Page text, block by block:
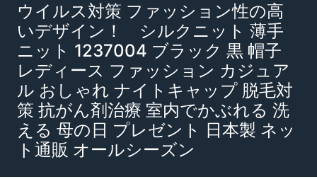
ウイルス対策 ファッション性の高
いデザイン！ シルクニット 薄手
ニット 1237004 ブラック 黒 帽子
レディース ファッション カジュア
ル おしゃれ ナイトキャップ 脱毛対
策 抗がん剤治療 室内でかぶれる 洗
える 母の日 プレゼント 日本製 ネッ
ト通販 オールシーズン